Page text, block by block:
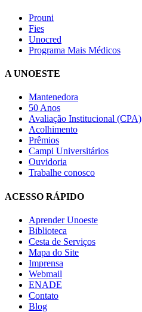
Prouni
Fies
Unocred
Programa Mais Médicos
A UNOESTE
Mantenedora
50 Anos
Avaliação Institucional (CPA)
Acolhimento
Prêmios
Campi Universitários
Ouvidoria
Trabalhe conosco
ACESSO RÁPIDO
Aprender Unoeste
Biblioteca
Cesta de Serviços
Mapa do Site
Imprensa
Webmail
ENADE
Contato
Blog